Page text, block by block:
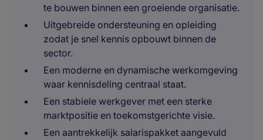
te bouwen binnen een groeiende organisatie.
Uitgebreide ondersteuning en opleiding
zodat je snel kennis opbouwt binnen de
sector.
Een moderne en dynamische werkomgeving
waar kennisdeling centraal staat.
Een stabiele werkgever met een sterke
marktpositie en toekomstgerichte visie.
Een aantrekkelijk salarispakket aangevuld